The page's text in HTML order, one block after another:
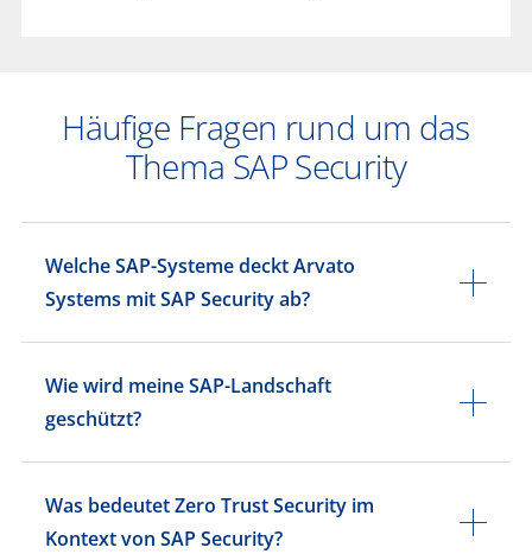
Häufige Fragen rund um das
Thema SAP Security
Welche SAP-Systeme deckt Arvato
Systems mit SAP Security ab?
Wie wird meine SAP-Landschaft
geschützt?
Was bedeutet Zero Trust Security im
Kontext von SAP Security?